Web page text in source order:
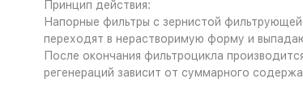
Принцип действия:
Напорные фильтры с зернистой
переходят в нерастворимую форму и
После окончания фильтроцикла
регенераций зависит от суммарного